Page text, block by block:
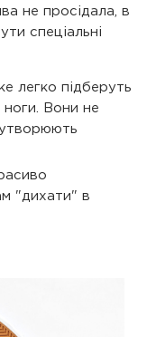
не просідала, в
спеціальні
легко підберуть
ноги. Вони не
"дихати" в